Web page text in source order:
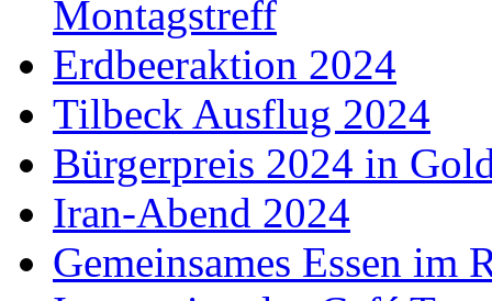
Montagstreff
Erdbeeraktion 2024
Tilbeck Ausflug 2024
Bürgerpreis 2024 in
Iran-Abend 2024
Gemeinsames Essen im